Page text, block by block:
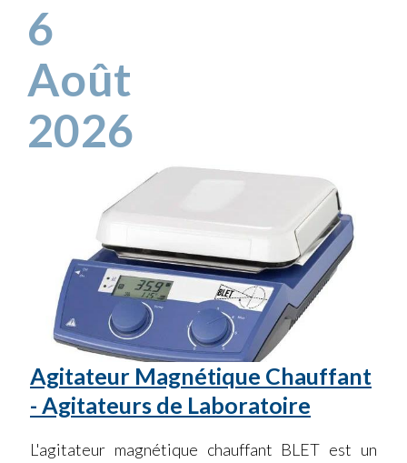
6
Août
2026
Agitateur Magnétique Chauffant
- Agitateurs de Laboratoire
L'agitateur magnétique chauffant BLET est un